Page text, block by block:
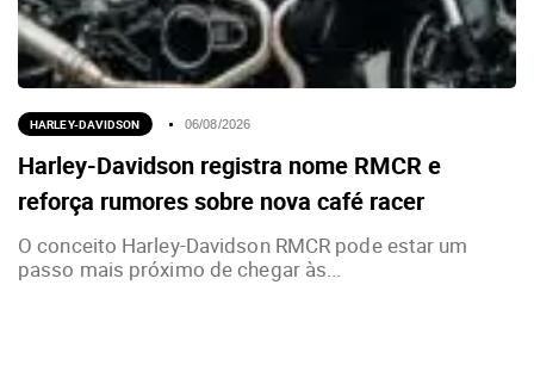
HARLEY-DAVIDSON 06/08/2026
Harley-Davidson registra nome RMCR e
reforça rumores sobre nova café racer
O conceito Harley-Davidson RMCR pode estar um
passo mais próximo de chegar às...